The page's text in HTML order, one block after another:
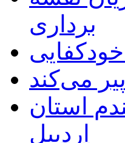
برداری
می‌کند
استان
اردبیل